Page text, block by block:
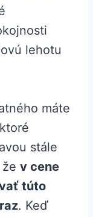
lehotu
máte
stále
v cene
túto
. Keď